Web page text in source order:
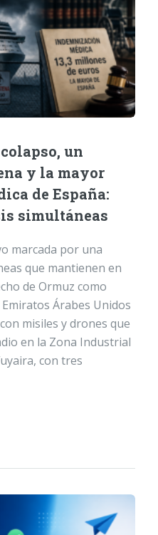
un
y la mayor
de España:
simultáneas
marcada por una
que mantienen en
de Ormuz como
Árabes Unidos
misiles y drones que
en la Zona Industrial
con tres